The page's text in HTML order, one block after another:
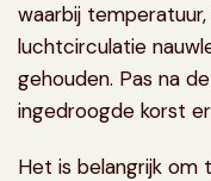
waarbij
luchtcirculatie
gehouden. Pas na
ingedroogde korst
Het is belangrijk